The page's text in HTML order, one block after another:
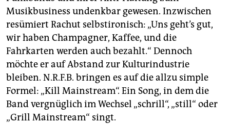
Musikbusiness undenkbar gewesen. Inzwischen
resümiert Rachut selbstironisch: „Uns geht’s gut,
wir haben Champagner, Kaffee, und die
Fahrkarten werden auch bezahlt.“ Dennoch
möchte er auf Abstand zur Kulturindustrie
bleiben. N.R.F.B. bringen es auf die allzu simple
Formel: „Kill Mainstream“. Ein Song, in dem die
Band vergnüglich im Wechsel „schrill“, „still“ oder
„Grill Mainstream“ singt.